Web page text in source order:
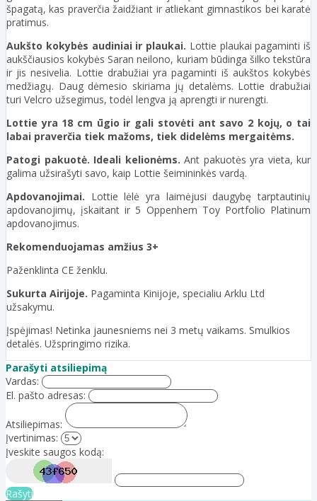
špagatą, kas praverčia žaidžiant ir atliekant gimnastikos bei karatė
pratimus.
Aukšto kokybės audiniai ir plaukai. Lottie plaukai pagaminti iš
aukščiausios kokybės Saran neilono, kuriam būdinga šilko tekstūra
ir jis nesivelia. Lottie drabužiai yra pagaminti iš aukštos kokybės
medžiagų. Daug dėmesio skiriama jų detalėms. Lottie drabužiai
turi Velcro užsegimus, todėl lengva ją aprengti ir nurengti.
Lottie yra 18 cm ūgio ir gali stovėti ant savo 2 kojų, o tai
labai praverčia tiek mažoms, tiek didelėms mergaitėms.
Patogi pakuotė. Ideali kelionėms. Ant pakuotės yra vieta, kur
galima užsirašyti savo, kaip Lottie šeimininkės vardą.
Apdovanojimai. Lottie lėlė yra laimėjusi daugybę tarptautinių
apdovanojimų, įskaitant ir 5 Oppenhem Toy Portfolio Platinum
apdovanojimus.
Rekomenduojamas amžius 3+
Paženklinta CE ženklu.
Sukurta Airijoje. Pagaminta Kinijoje, specialiu Arklu Ltd
užsakymu.
Įspėjimas! Netinka jaunesniems nei 3 metų vaikams. Smulkios
detalės. Užspringimo rizika.
Parašyti atsiliepimą
Vardas:
El. pašto adresas:
Atsiliepimas:
Įvertinimas:
Įveskite saugos kodą:
Rašyti